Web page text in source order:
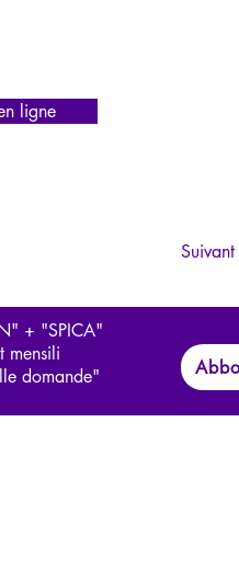
ligne
+ "SPICA"
mensili
domande"